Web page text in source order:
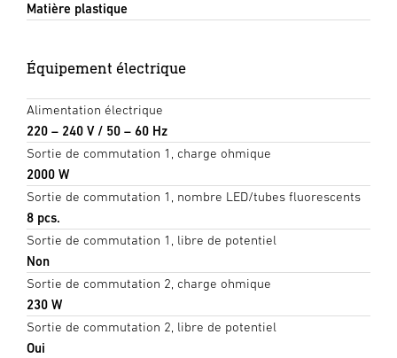
Matière plastique
Équipement électrique
Alimentation électrique
220 – 240 V / 50 – 60 Hz
Sortie de commutation 1, charge ohmique
2000 W
Sortie de commutation 1, nombre LED/tubes fluorescents
8 pcs.
Sortie de commutation 1, libre de potentiel
Non
Sortie de commutation 2, charge ohmique
230 W
Sortie de commutation 2, libre de potentiel
Oui